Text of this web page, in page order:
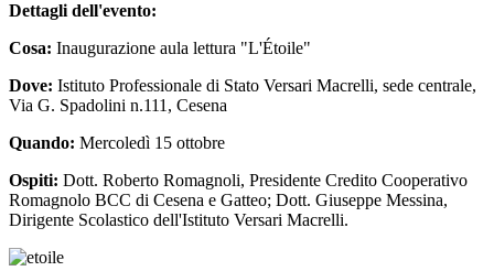
Dettagli dell'evento:
Cosa: Inaugurazione aula lettura "L'Étoile"
Dove: Istituto Professionale di Stato Versari Macrelli, sede centrale,
Via G. Spadolini n.111, Cesena
Quando: Mercoledì 15 ottobre
Ospiti: Dott. Roberto Romagnoli, Presidente Credito Cooperativo
Romagnolo BCC di Cesena e Gatteo; Dott. Giuseppe Messina,
Dirigente Scolastico dell'Istituto Versari Macrelli.